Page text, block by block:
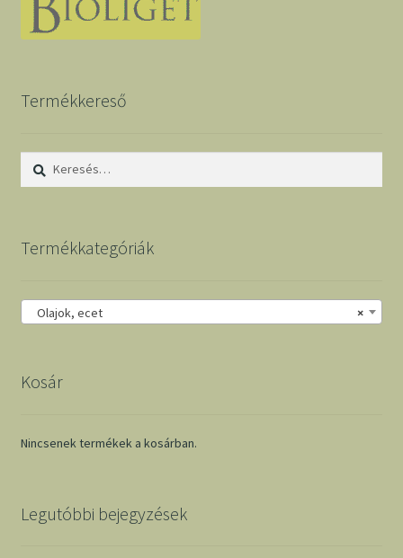
Termékkereső
Keresés:
Termékkategóriák
×
Olajok, ecet
Kosár
Nincsenek termékek a kosárban.
Legutóbbi bejegyzések